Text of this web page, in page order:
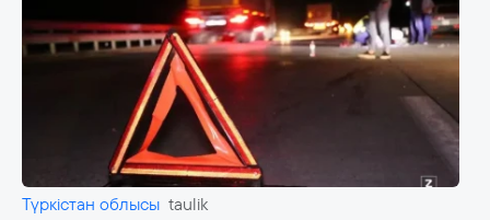
Түркістан облысы taulik